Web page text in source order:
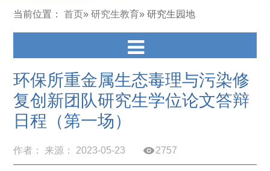
当前位置：首页»研究生教育» 研究生园地
环保所重金属生态毒理与污染修
复创新团队研究生学位论文答辩
日程（第一场）
作者： 来源： 2023-05-23 2757